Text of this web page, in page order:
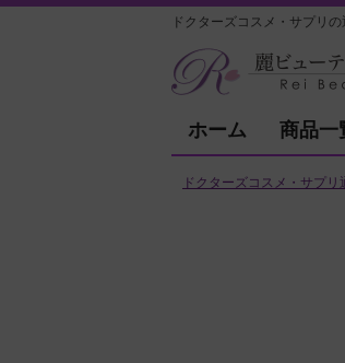
ドクターズコスメ・サプリ
ホーム 商品一
ドクターズコスメ・サプリ